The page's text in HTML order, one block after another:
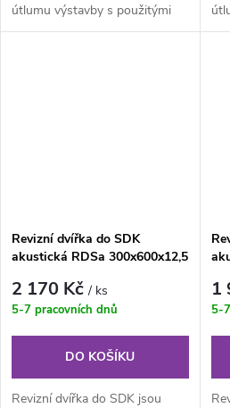
útlumu výstavby s použitými
akustickými deskami. Skládají
Revizní dvířka do SDK
akustická RDSa 300x600x12,5
2 170 Kč/ ks
5-7 pracovních dnů
DO KOŠÍKU
Revizní dvířka do SDK jsou
1
5-